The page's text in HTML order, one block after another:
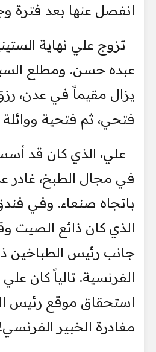
انفصل عنها بعد فترة
تزوج علي نهاية
عبده حسن. ومطلع
يزال مقيماً في عدن،
فتحي، ثم فتحية
علي، الذي كان قد
باتجاه صنعاء. وفي
الذي كان ذائع الصيت
جانب رئيس الطباخين
الفرنسية. تالياً كان
استحقاق موقع رئيس
مغادرة الخبير الفرنسي!